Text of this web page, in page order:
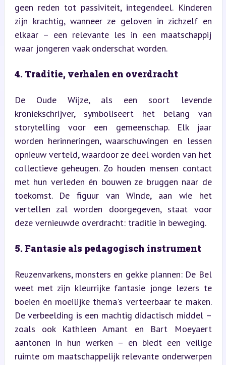
geen reden tot passiviteit, integendeel. Kinderen
zijn krachtig, wanneer ze geloven in zichzelf en
elkaar – een relevante les in een maatschappij
waar jongeren vaak onderschat worden.
4. Traditie, verhalen en overdracht
De Oude Wijze, als een soort levende
kroniekschrijver, symboliseert het belang van
storytelling voor een gemeenschap. Elk jaar
worden herinneringen, waarschuwingen en lessen
opnieuw verteld, waardoor ze deel worden van het
collectieve geheugen. Zo houden mensen contact
met hun verleden én bouwen ze bruggen naar de
toekomst. De figuur van Winde, aan wie het
vertellen zal worden doorgegeven, staat voor
deze vernieuwde overdracht: traditie in beweging.
5. Fantasie als pedagogisch instrument
Reuzenvarkens, monsters en gekke plannen: De Bel
weet met zijn kleurrijke fantasie jonge lezers te
boeien én moeilijke thema's verteerbaar te maken.
De verbeelding is een machtig didactisch middel –
zoals ook Kathleen Amant en Bart Moeyaert
aantonen in hun werken – en biedt een veilige
ruimte om maatschappelijk relevante onderwerpen